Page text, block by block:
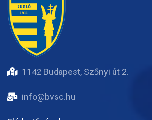
1142 Budapest, Szőnyi út 2.
info@bvsc.hu